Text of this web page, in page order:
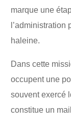
marque une
haleine.
Dans cette
occupent une
souvent exercé
constitue un